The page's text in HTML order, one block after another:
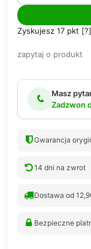
Zyskujesz 17 pkt [?]
zapytaj o produkt
Masz
Zadzwon
Gwarancja
14 dni na zwrot
Dostawa od
Bezpieczne